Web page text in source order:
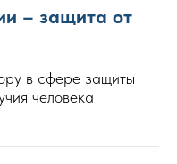
– защита от
в сфере защиты
человека